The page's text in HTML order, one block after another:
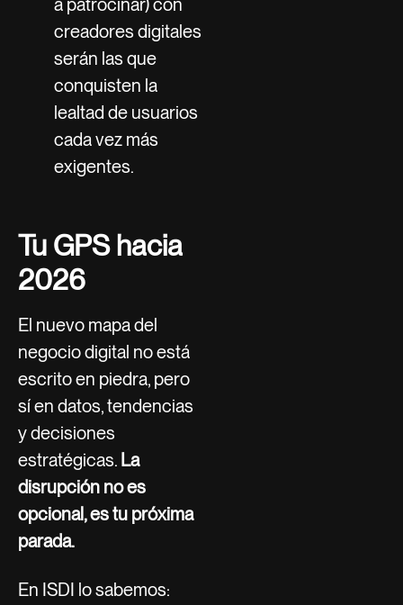
a patrocinar) con
creadores digitales
serán las que
conquisten la
lealtad de usuarios
cada vez más
exigentes.
Tu GPS hacia
2026
El nuevo mapa del
negocio digital no está
escrito en piedra, pero
sí en datos, tendencias
y decisiones
estratégicas. La
disrupción no es
opcional, es tu próxima
parada.
En ISDI lo sabemos: